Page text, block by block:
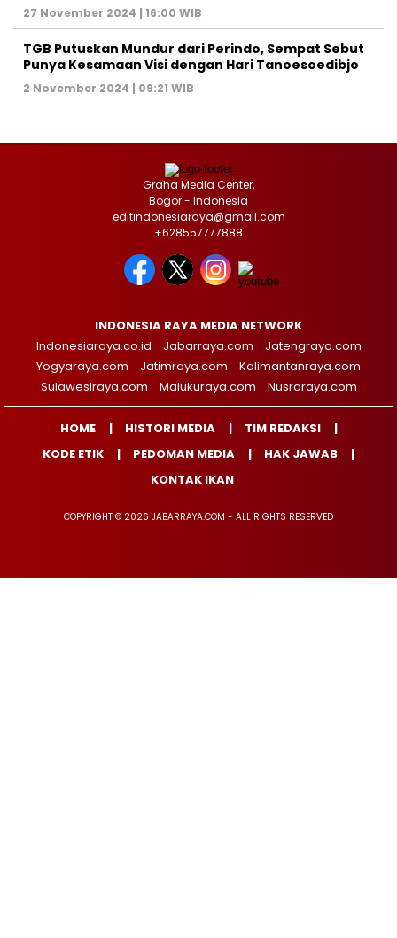
27 November 2024 | 16:00 WIB
TGB Putuskan Mundur dari Perindo, Sempat Sebut
Punya Kesamaan Visi dengan Hari Tanoesoedibjo
2 November 2024 | 09:21 WIB
Graha Media Center,
Bogor - Indonesia
editindonesiaraya@gmail.com
+628557777888
INDONESIA RAYA MEDIA NETWORK
Indonesiaraya.co.id
Jabarraya.com
Jatengraya.com
Yogyaraya.com
Jatimraya.com
Kalimantanraya.com
Sulawesiraya.com
Malukuraya.com Nusraraya.com
HOME HISTORI MEDIA
TIM REDAKSI
KODE ETIK
PEDOMAN MEDIA
HAK JAWAB
KONTAK IKAN
COPYRIGHT © 2026 JABARRAYA.COM - ALL RIGHTS RESERVED